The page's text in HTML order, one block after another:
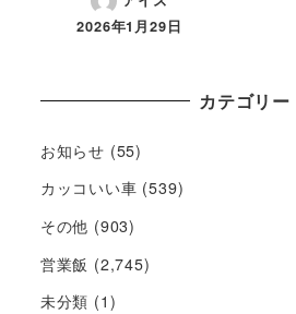
2026年1月29日
カテゴリー
お知らせ (55)
カッコいい車 (539)
その他 (903)
営業飯 (2,745)
未分類 (1)